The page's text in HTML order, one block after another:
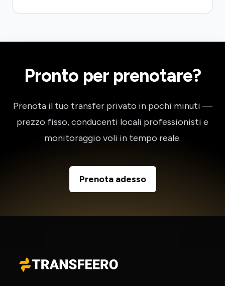
Pronto per prenotare?
Prenota il tuo transfer privato in pochi minuti —
prezzo fisso, conducenti locali professionisti e
monitoraggio voli in tempo reale.
Prenota adesso